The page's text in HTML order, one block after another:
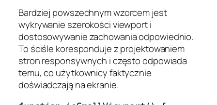
Bardziej powszechnym wzorcem jest
wykrywanie szerokości viewport i
dostosowywanie zachowania odpowiednio.
To ściśle koresponduje z projektowaniem
stron responsywnych i często odpowiada
temu, co użytkownicy faktycznie
doświadczają na ekranie.